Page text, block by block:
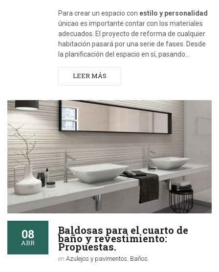
Para crear un espacio con estilo y personalidad
únicao es importante contar con los materiales
adecuados. El proyecto de reforma de cualquier
habitación pasará por una serie de fases. Desde
la planificación del espacio en sí, pasando…
LEER MÁS
08
ABR
Baldosas para el cuarto de
baño y revestimiento:
Propuestas.
en Azulejos y pavimentos Baños